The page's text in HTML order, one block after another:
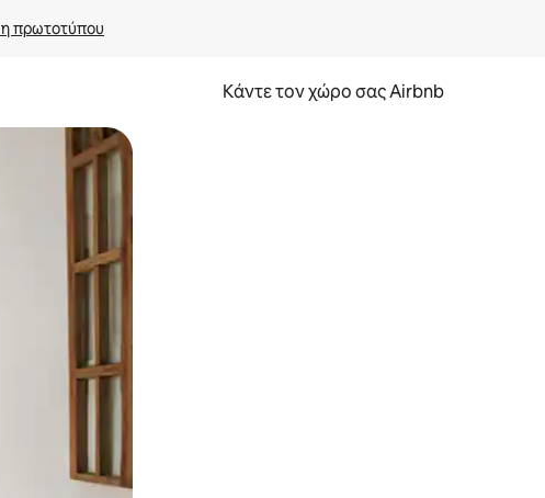
πρωτοτύπου
Κάντε τον χώρο σας Airbnb
να την εξερευνήσετε με την αφή ή να τη σύρετε με τα δάχτυλα.